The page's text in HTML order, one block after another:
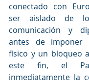
conectado con
ser aislado de
comunicación y
antes de imponer
físico y un bloqueo
este fin, el
inmediatamente la